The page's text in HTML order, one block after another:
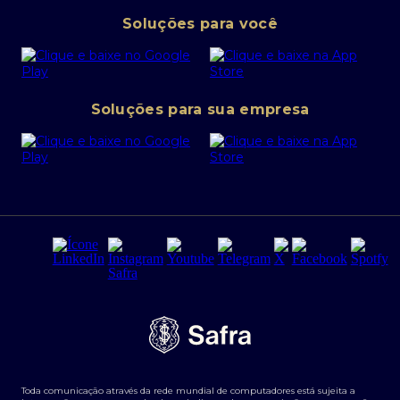
Canal de denúncias
Política de Segurança Cibernética
Portal da Privacidade
PRSAC
Regras e Parâmetros de Atuação Banco Safra
Segurança da Informação
Tarifas e serviços Pessoa Física
Transparência de remuneração
Abra sua conta PJ
SafraPay
Cartão Safra Empresas
Empréstimo e financiamentos PJ
Derivativos
Agronegócios
Soluções para você
Soluções para sua empresa
Toda comunicação através da rede mundial de computadores está sujeita a